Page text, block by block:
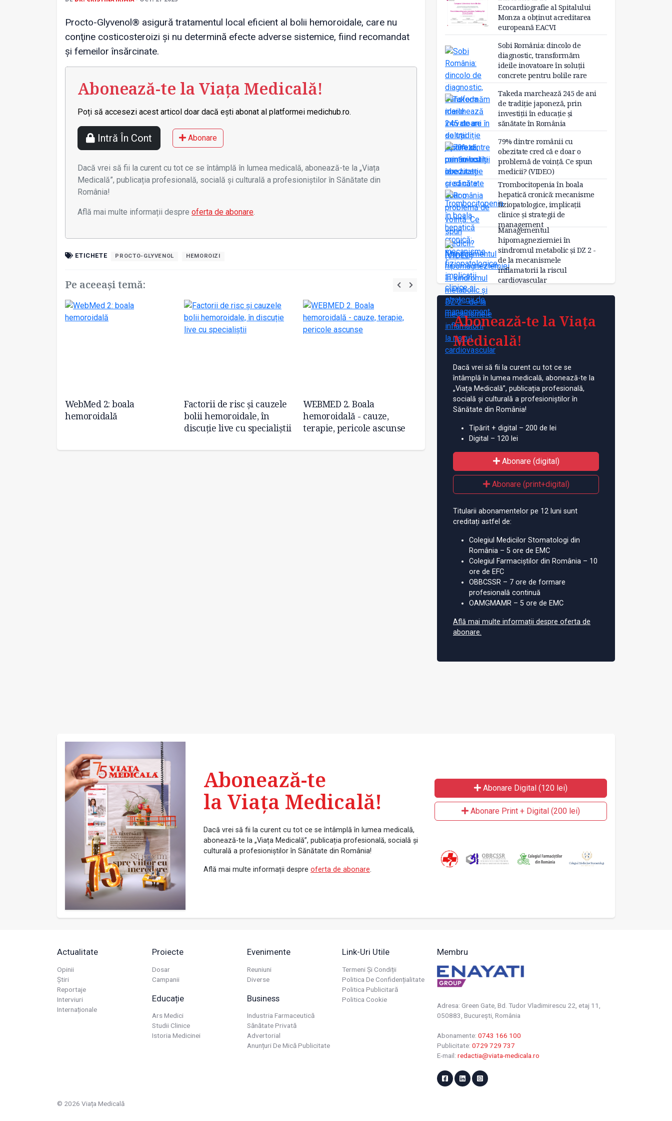
Procto-Glyvenol® asigură tratamentul local eficient al bolii hemoroidale, care nu
conţine costicosteroizi și nu determină efecte adverse sistemice, fiind recomandat
și femeilor însărcinate.
Abonează-te la Viața Medicală!
Poți să accesezi acest articol doar dacă ești abonat al platformei medichub.ro.
Intră În Cont Abonare
Dacă vrei să fii la curent cu tot ce se întâmplă în lumea medicală, abonează-te la „Viața
Medicală”, publicația profesională, socială și culturală a profesioniștilor în Sănătate din
România!
Află mai multe informații despre oferta de abonare.
ETICHETE PROCTO-GLYVENOL HEMOROIZI
Pe aceeași temă:
WebMed 2: boala
hemoroidală
Factorii de risc și cauzele
bolii hemoroidale, în
discuție live cu specialiștii
WEBMED 2. Boala
hemoroidală - cauze,
terapie, pericole ascunse
WebMed 2: boala
hemoroidală
Factorii de risc și cauzele
discuție live cu specialiștii
Ecocardiografie al Spitalului
Monza a obținut acreditarea
europeană EACVI
Sobi România: dincolo de
diagnostic, transformăm
ideile inovatoare în soluții
concrete pentru bolile rare
Takeda marchează 245 de ani
de tradiție japoneză, prin
investiții în educație și
sănătate în România
79% dintre românii cu
obezitate cred că e doar o
problemă de voință. Ce spun
medicii? (VIDEO)
Trombocitopenia în boala
hepatică cronică: mecanisme
fiziopatologice, implicații
clinice și strategii de
management
Managementul
hipomagneziemiei în
sindromul metabolic și DZ 2 -
de la mecanismele
inflamatorii la riscul
cardiovascular
Abonează-te la Viața
Medicală!
Dacă vrei să fii la curent cu tot ce se
întâmplă în lumea medicală, abonează-te la
„Viața Medicală”, publicația profesională,
socială și culturală a profesioniștilor în
Sănătate din România!
Tipărit + digital – 200 de lei
Digital – 120 lei
Abonare (digital)
Abonare (print+digital)
Titularii abonamentelor pe 12 luni sunt
creditați astfel de:
Colegiul Medicilor Stomatologi din
România – 5 ore de EMC
Colegiul Farmaciștilor din România – 10
ore de EFC
OBBCSSR – 7 ore de formare
profesională continuă
OAMGMAMR – 5 ore de EMC
Află mai multe informații despre oferta de
abonare.
Abonează-te
la Viața Medicală!
Dacă vrei să fii la curent cu tot ce se întâmplă în lumea medicală,
abonează-te la „Viața Medicală”, publicația profesională, socială și
culturală a profesioniștilor în Sănătate din România!
Află mai multe informații despre oferta de abonare.
Abonare Digital (120 lei)
Abonare Print + Digital (200 lei)
Actualitate
Opinii
Știri
Reportaje
Interviuri
Internaționale
Proiecte
Dosar
Campanii
Educație
Ars Medici
Studii Clinice
Istoria Medicinei
Evenimente
Reuniuni
Diverse
Business
Industria Farmaceutică
Sănătate Privată
Advertorial
Anunțuri De Mică Publicitate
Link-Uri Utile
Termeni Și Condiții
Politica De Confidențialitate
Politica Publicitară
Politica Cookie
Membru
Adresa: Green Gate, Bd. Tudor Vladimirescu 22, etaj 11,
050883, Bucureşti, România
Abonamente: 0743 166 100
Publicitate: 0729 729 737
E-mail: redactia@viata-medicala.ro
© 2026 Viața Medicală